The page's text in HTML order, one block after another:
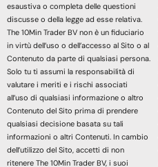
esaustiva o completa delle questioni
discusse o della legge ad esse relativa.
The 10Min Trader BV non è un fiduciario
in virtù dell’uso o dell’accesso al Sito o al
Contenuto da parte di qualsiasi persona.
Solo tu ti assumi la responsabilità di
valutare i meriti e i rischi associati
all’uso di qualsiasi informazione o altro
Contenuto del Sito prima di prendere
qualsiasi decisione basata su tali
informazioni o altri Contenuti. In cambio
dell’utilizzo del Sito, accetti di non
ritenere The 10Min Trader BV, i suoi